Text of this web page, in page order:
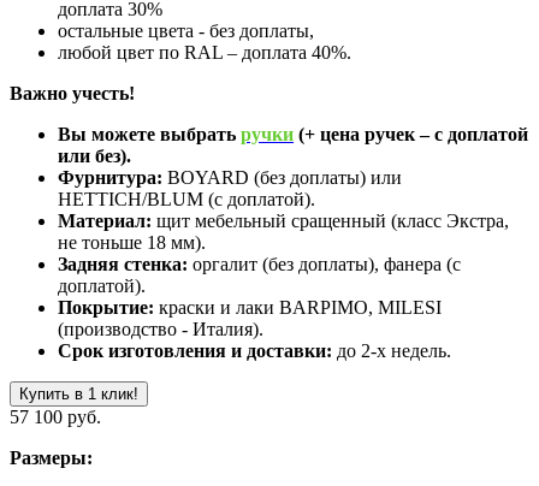
доплата 30%
остальные цвета - без доплаты,
любой цвет по RAL – доплата 40%.
Важно учесть!
Вы можете выбрать ручки (+ цена ручек – с доплатой
или без).
Фурнитура: BOYARD (без доплаты) или
HETTICH/BLUM (с доплатой).
Материал: щит мебельный сращенный (класс Экстра,
не тоньше 18 мм).
Задняя стенка: оргалит (без доплаты), фанера (с
доплатой).
Покрытие: краски и лаки BARPIMO, MILESI
(производство - Италия).
Срок изготовления и доставки: до 2-х недель.
Купить в 1 клик!
57 100 руб.
Размеры: